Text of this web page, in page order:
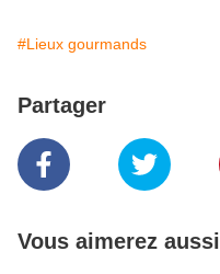
#Lieux gourmands
Partager
Vous aimerez aussi